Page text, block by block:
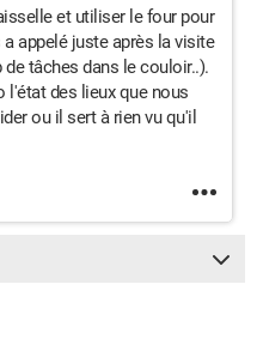
et utiliser le four pour
appelé juste après la visite
tâches dans le couloir..).
l'état des lieux que nous
ou il sert à rien vu qu'il